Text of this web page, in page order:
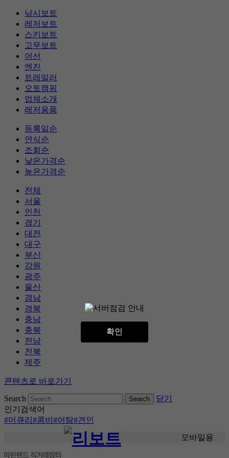
확인
낚시보트
레저보트
스키보트
고무보트
어선
엔진
트레일러
오토캠핑
업체소개
레저용품
등록일순
연식순
조회순
낮은가격순
높은가격순
전체
서울
인천
경기
대전
대구
부산
강원
광주
울산
경남
경북
충남
충북
전남
전북
제주
콘텐츠로 바로가기
Search
닫기
인기검색어
#머큐리 #콤비 #어탐#견인
모바일용